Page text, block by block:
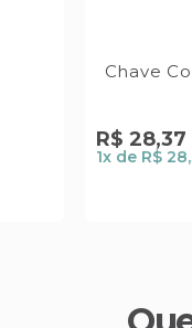
Chave
R$ 28,37
1x de R$